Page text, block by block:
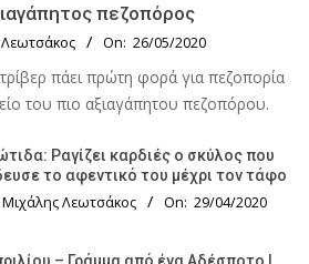
πεζοπόρος
On: 26/05/2020
πάει πρώτη φορά για πεζοπορία
του πιο αξιαγάπητου πεζοπόρου.
Ραγίζει καρδιές ο σκύλος που
το αφεντικό του μέχρι τον τάφο
Μιχάλης Λεωτσάκος On: 29/04/2020